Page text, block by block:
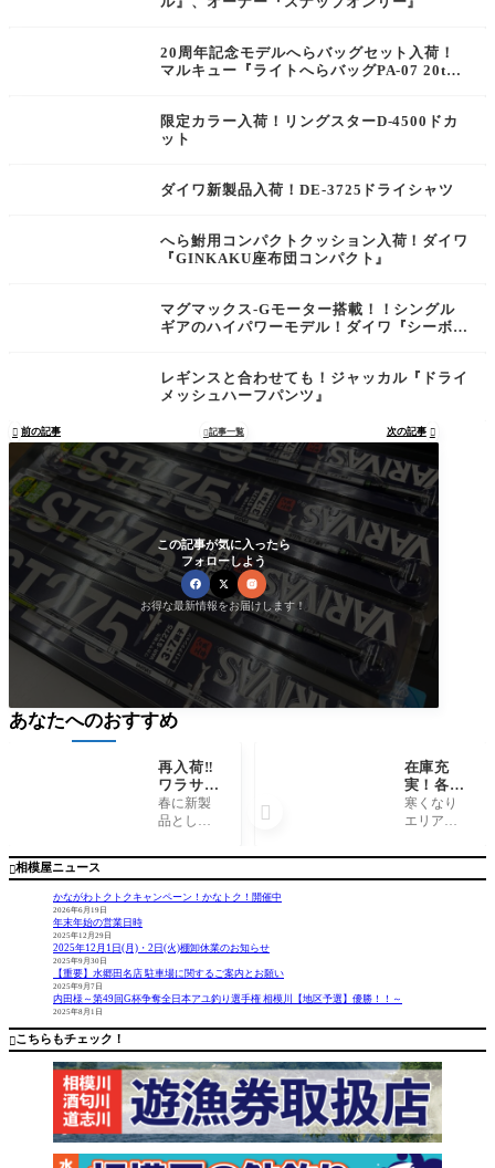
20周年記念モデルへらバッグセット入荷！
マルキュー『ライトへらバッグPA-07 20th
限定カラー入荷！リングスターD-4500ドカ
ット
ダイワ新製品入荷！DE-3725ドライシャツ
へら鮒用コンパクトクッション入荷！ダイワ
『GINKAKU座布団コンパクト』
マグマックス-Gモーター搭載！！シングル
ギアのハイパワーモデル！ダイワ『シーボー
レギンスと合わせても！ジャッカル『ドライ
メッシュハーフパンツ』
 前の記事 記事一覧 次の記事 
この記事が気に入ったら
フォローしよう
お得な最新情報をお届けします！
相模屋ニュース
かながわトクトクキャンペーン！かなトク！開催中
2026年6月19日
年末年始の営業日時
2025年12月29日
2025年12月1日(月)・2日(火)棚卸休業のお知らせ
2025年9月30日
【重要】水郷田名店 駐車場に関するご案内とお願い
2025年9月7日
内田様～第49回G杯争奪全日本アユ釣り選手権 相模川【地区予選】優勝！！～
2025年8月1日
こちらもチェック！
あなたへのおすすめ
再入荷‼︎
ワラサに
オスス
メ‼︎ ピュ
ク 六代
ペバージ
ョンS22
-80/220-
春に新製
品として
た、六代
ペシャル
ズ。当店
長さがオ
ススメと
イテムを
限定し
在庫充
実！各メ
ーカーの
エリアト
ッドあり
寒くなり
エリアト
ーズンイ
す。 プレ
ッソ、ロ
